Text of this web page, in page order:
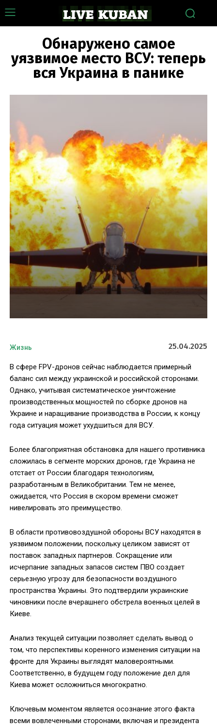
Обнаружено самое
уязвимое место ВСУ: теперь
вся Украина в панике
Жизнь 25.04.2025
В сфере FPV-дронов сейчас наблюдается примерный
баланс сил между украинской и российской сторонами.
Однако, учитывая систематическое уничтожение
производственных мощностей по сборке дронов на
Украине и наращивание производства в России, к концу
года ситуация может ухудшиться для ВСУ.
Более благоприятная обстановка для нашего противника
сложилась в сегменте морских дронов, где Украина не
отстает от России благодаря технологиям,
разработанным в Великобритании. Тем не менее,
ожидается, что Россия в скором времени сможет
нивелировать это преимущество.
В области противовоздушной обороны ВСУ находятся в
уязвимом положении, поскольку целиком зависят от
поставок западных партнеров. Сокращение или
исчерпание западных запасов систем ПВО создает
серьезную угрозу для безопасности воздушного
пространства Украины. Это подтвердили украинские
чиновники после вчерашнего обстрела военных целей в
Киеве.
Анализ текущей ситуации позволяет сделать вывод о
том, что перспективы коренного изменения ситуации на
фронте для Украины выглядят маловероятными.
Соответственно, в будущем году положение дел для
Киева может осложниться многократно.
Ключевым моментом является осознание этого факта
всеми вовлеченными сторонами, включая и президента